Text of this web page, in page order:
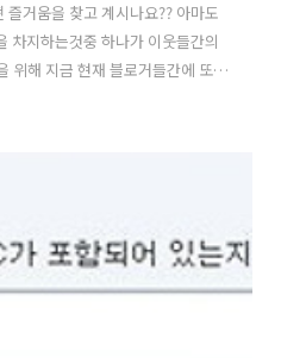
거움을 찾고 계시나요?? 아마도
차지하는것중 하나가 이웃들간의
위해 지금 현재 블로거들간에 또
추천릴레이, 숨은 블로그 고수찾
즐겁게 열어 주시는 에버그린님
로....